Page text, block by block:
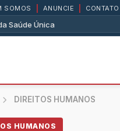
Saúde Única
SOMOS ANUNCIE CONTATO
DIREITOS HUMANOS
HUMANOS